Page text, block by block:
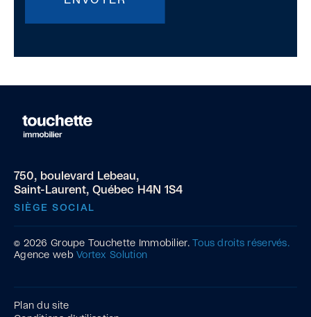
750, boulevard Lebeau,
Saint-Laurent, Québec H4N 1S4
SIÈGE SOCIAL
© 2026 Groupe Touchette Immobilier.
Tous droits réservés.
Agence webVortex Solution
Plan du site